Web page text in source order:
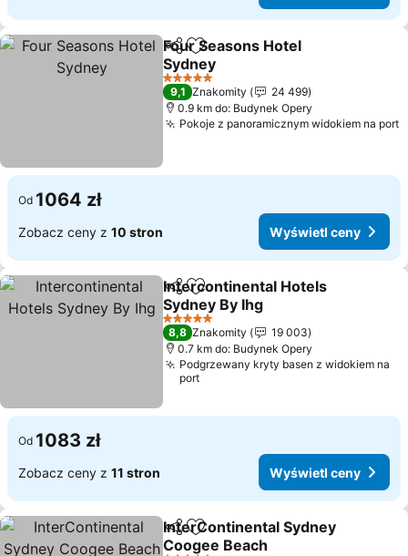
Udostępnij
Dodaj do ulubionych
Four Seasons Hotel
Sydney
5 Kategoria
9,1 Znakomity
24 499
0.9 km do: Budynek Opery
Pokoje z panoramicznym widokiem na port
Od 1064 zł
Zobacz ceny z 10 stron Wyświetl ceny
Udostępnij
Dodaj do ulubionych
Intercontinental Hotels
Sydney By Ihg
5 Kategoria
8,8 Znakomity
19 003
0.7 km do: Budynek Opery
Podgrzewany kryty basen z widokiem na
port
Od 1083 zł
Zobacz ceny z 11 stron Wyświetl ceny
Udostępnij
Dodaj do ulubionych
InterContinental Sydney
Coogee Beach